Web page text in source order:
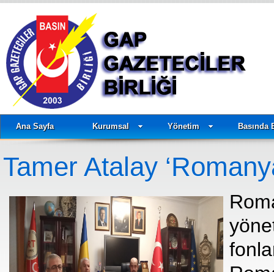
Ana Sayfa Kurumsal Yönetim Basında
Tamer Atalay